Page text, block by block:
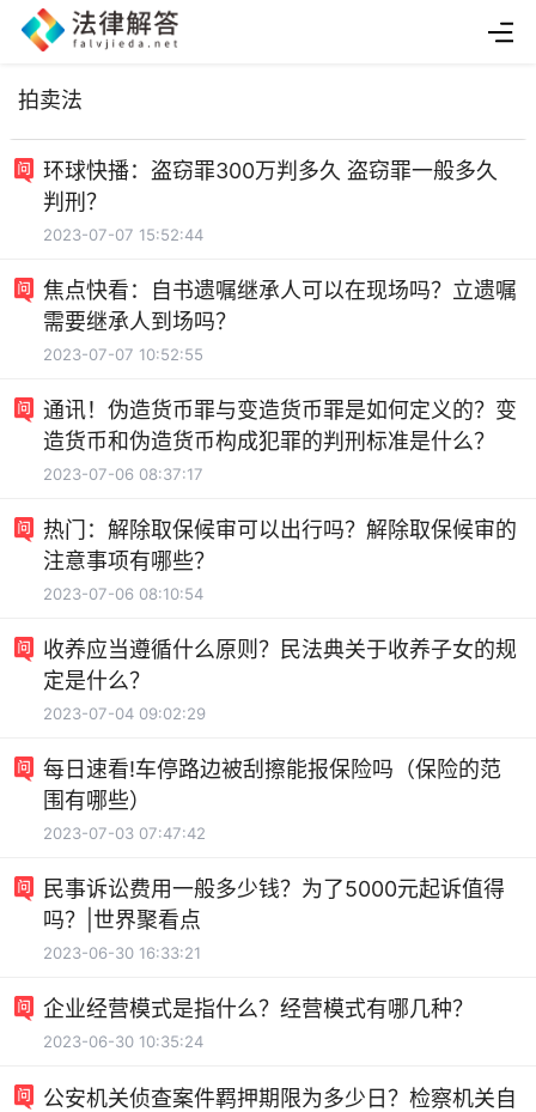
拍卖法
环球快播：盗窃罪300万判多久 盗窃罪一般多久
判刑？
2023-07-07 15:52:44
焦点快看：自书遗嘱继承人可以在现场吗？立遗嘱
需要继承人到场吗？
2023-07-07 10:52:55
通讯！伪造货币罪与变造货币罪是如何定义的？变
造货币和伪造货币构成犯罪的判刑标准是什么？
2023-07-06 08:37:17
热门：解除取保候审可以出行吗？解除取保候审的
注意事项有哪些？
2023-07-06 08:10:54
收养应当遵循什么原则？民法典关于收养子女的规
定是什么？
2023-07-04 09:02:29
每日速看!车停路边被刮擦能报保险吗（保险的范
围有哪些）
2023-07-03 07:47:42
民事诉讼费用一般多少钱？为了5000元起诉值得
吗？|世界聚看点
2023-06-30 16:33:21
企业经营模式是指什么？经营模式有哪几种？
2023-06-30 10:35:24
公安机关侦查案件羁押期限为多少日？检察机关自